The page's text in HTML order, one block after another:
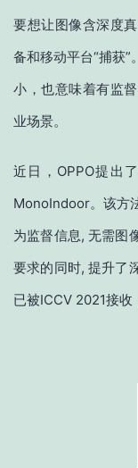
要想让图像含深度
备和移动平台“捕获
小，也意味着有监
业场景。
近日，OPPO提出
MonoIndoor。该方
为监督信息, 无需图
要求的同时, 提升了
已被ICCV 2021接收